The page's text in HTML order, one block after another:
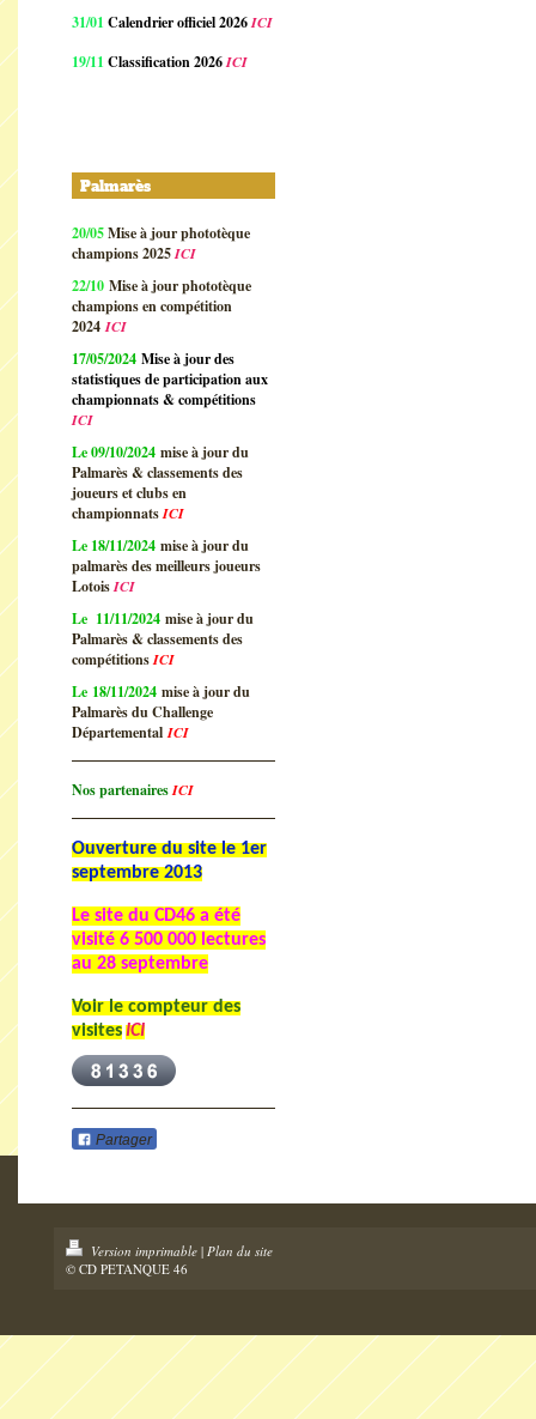
31/01 Calendrier officiel 2026ICI
19/11 Classification 2026ICI
Palmarès
20/05Mise à jour phototèque
champions 2025ICI
22/10 Mise à jour phototèque
champions en compétition
2024ICI
17/05/2024 Mise à jour des
statistiques de participation aux
championnats & compétitions
ICI
Le 09/10/2024 mise à jour du
Palmarès & classements des
joueurs et clubs en
championnatsICI
Le 18/11/2024 mise à jour du
palmarès des meilleurs joueurs
LotoisICI
Le 11/11/2024 mise à jour du
Palmarès & classements des
compétitionsICI
Le 18/11/2024 mise à jour du
Palmarès du Challenge
DépartementalICI
Nos partenairesICI
Ouverture du site le 1er
septembre 2013
Le site du CD46 a été
visité 6 500 000 lectures
au 28 septembre
Voir le compteur des
visitesICI
Partager
Version imprimable | Plan du site
© CD PETANQUE 46